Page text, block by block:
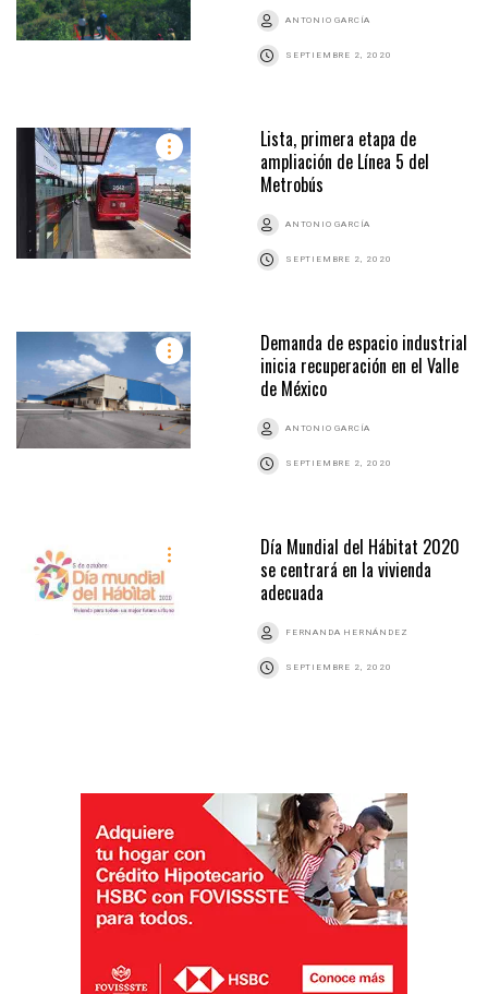
ANTONIO GARCÍA
SEPTIEMBRE 2, 2020
Lista, primera etapa de
ampliación de Línea 5 del
Metrobús
ANTONIO GARCÍA
SEPTIEMBRE 2, 2020
Demanda de espacio industrial
inicia recuperación en el Valle
de México
ANTONIO GARCÍA
SEPTIEMBRE 2, 2020
Día Mundial del Hábitat 2020
se centrará en la vivienda
adecuada
FERNANDA HERNÁNDEZ
SEPTIEMBRE 2, 2020